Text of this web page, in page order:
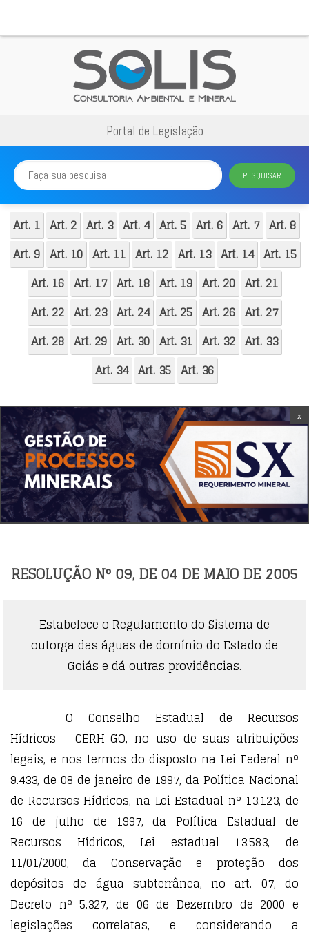
Portal de Legislação
PESQUISAR
Art. 1 Art. 2 Art. 3 Art. 4 Art. 5 Art. 6 Art. 7 Art. 8
Art. 9 Art. 10 Art. 11 Art. 12 Art. 13 Art. 14 Art. 15
Art. 16 Art. 17 Art. 18 Art. 19 Art. 20 Art. 21
Art. 22 Art. 23 Art. 24 Art. 25 Art. 26 Art. 27
Art. 28 Art. 29 Art. 30 Art. 31 Art. 32 Art. 33
Art. 34 Art. 35 Art. 36
x
RESOLUÇÃO N° 09, DE 04 DE MAIO DE 2005
Estabelece o Regulamento do Sistema de
outorga das águas de domínio do Estado de
Goiás e dá outras providências.
O Conselho Estadual de Recursos
Hídricos – CERH-GO, no uso de suas atribuições
legais, e nos termos do disposto na Lei Federal nº
9.433, de 08 de janeiro de 1997, da Política Nacional
de Recursos Hídricos, na Lei Estadual nº 13.123, de
16 de julho de 1997, da Política Estadual de
Recursos Hídricos, Lei estadual 13.583, de
11/01/2000, da Conservação e proteção dos
depósitos de água subterrânea, no art. 07, do
Decreto nº 5.327, de 06 de Dezembro de 2000 e
legislações correlatas, e considerando a